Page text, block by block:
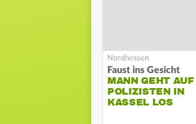
Faust ins Gesicht
MANN GEHT AUF
POLIZISTEN IN
KASSEL LOS